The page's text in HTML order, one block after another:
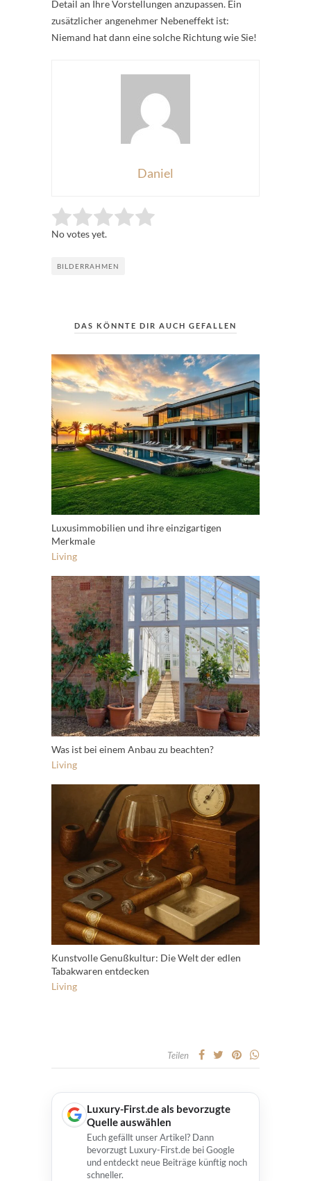
Detail an Ihre Vorstellungen anzupassen. Ein
zusätzlicher angenehmer Nebeneffekt ist:
Niemand hat dann eine solche Richtung wie Sie!
Daniel
Rate this item: Submit Rating
No votes yet.
BILDERRAHMEN
DAS KÖNNTE DIR AUCH GEFALLEN
Luxusimmobilien und ihre einzigartigen
Merkmale
Living
Was ist bei einem Anbau zu beachten?
Living
Kunstvolle Genußkultur: Die Welt der edlen
Tabakwaren entdecken
Living
Teilen
Luxury-First.de als bevorzugte
Quelle auswählen
Euch gefällt unser Artikel? Dann
bevorzugt Luxury-First.de bei Google
und entdeckt neue Beiträge künftig noch
schneller.